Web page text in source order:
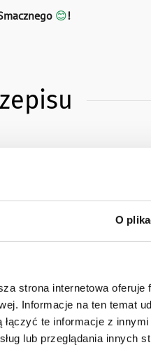
O
strona internetowa oferuje
Informacje na ten temat
te informacje z
lub przeglądania innych
😊!